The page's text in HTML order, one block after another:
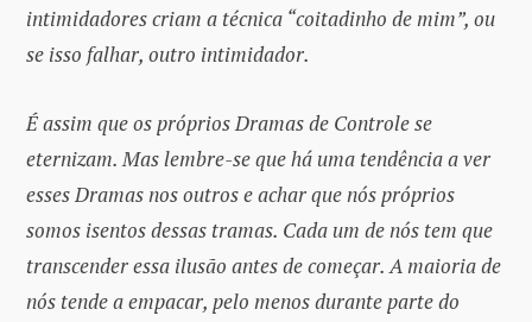
intimidadores criam a técnica “coitadinho de mim”, ou
se isso falhar, outro intimidador.
É assim que os próprios Dramas de Controle se
eternizam. Mas lembre-se que há uma tendência a ver
esses Dramas nos outros e achar que nós próprios
somos isentos dessas tramas. Cada um de nós tem que
transcender essa ilusão antes de começar. A maioria de
nós tende a empacar, pelo menos durante parte do